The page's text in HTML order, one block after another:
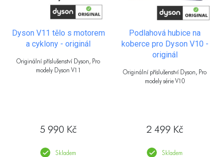
Dyson V11 tělo s motorem
a cyklony - originál
Originální příslušenství Dyson, Pro
modely Dyson V11
5 990 Kč
Skladem
Podlahová hubice na
koberce pro Dyson V10 -
originál
Originální příslušenství Dyson, Pro
modely série V10
2 499 Kč
Skladem